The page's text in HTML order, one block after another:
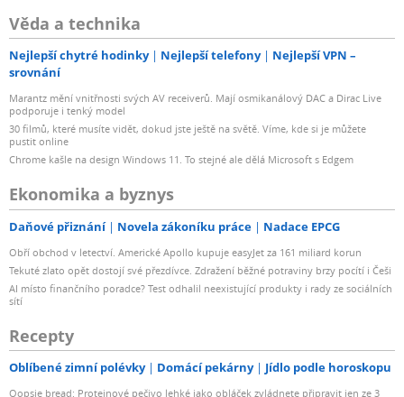
Věda a technika
Nejlepší chytré hodinky Nejlepší telefony
Nejlepší VPN –
srovnání
Marantz mění vnitřnosti svých AV receiverů. Mají osmikanálový DAC a Dirac Live
podporuje i tenký model
30 filmů, které musíte vidět, dokud jste ještě na světě. Víme, kde si je můžete
pustit online
Chrome kašle na design Windows 11. To stejné ale dělá Microsoft s Edgem
Ekonomika a byznys
Daňové přiznání Novela zákoníku práce Nadace EPCG
Obří obchod v letectví. Americké Apollo kupuje easyJet za 161 miliard korun
Tekuté zlato opět dostojí své přezdívce. Zdražení běžné potraviny brzy pocítí i Češi
AI místo finančního poradce? Test odhalil neexistující produkty i rady ze sociálních
sítí
Recepty
Oblíbené zimní polévky Domácí pekárny Jídlo podle horoskopu
Oopsie bread: Proteinové pečivo lehké jako obláček zvládnete připravit jen ze 3